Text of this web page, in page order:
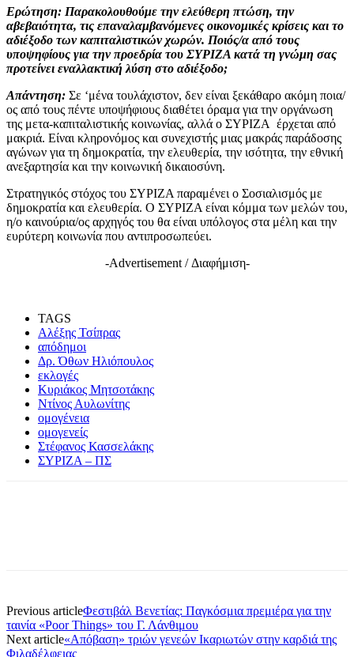
Ερώτηση: Παρακολουθούμε την ελεύθερη πτώση, την
αβεβαιότητα, τις επαναλαμβανόμενες οικονομικές κρίσεις και το
αδιέξοδο των καπιταλιστικών χωρών. Ποιός/α από τους
υποψηφίους για την προεδρία του ΣΥΡΙΖΑ κατά τη γνώμη σας
προτείνει εναλλακτική λύση στο αδιέξοδο;
Απάντηση: Σε ‘μένα τουλάχιστον, δεν είναι ξεκάθαρο ακόμη ποια/
ος από τους πέντε υποψήφιους διαθέτει όραμα για την οργάνωση
της μετα-καπιταλιστικής κοινωνίας, αλλά ο ΣΥΡΙΖΑ έρχεται από
μακριά. Είναι κληρονόμος και συνεχιστής μιας μακράς παράδοσης
αγώνων για τη δημοκρατία, την ελευθερία, την ισότητα, την εθνική
ανεξαρτησία και την κοινωνική δικαιοσύνη.
Στρατηγικός στόχος του ΣΥΡΙΖΑ παραμένει ο Σοσιαλισμός με
δημοκρατία και ελευθερία. Ο ΣΥΡΙΖΑ είναι κόμμα των μελών του,
η/ο καινούρια/ος αρχηγός του θα είναι υπόλογος στα μέλη και την
ευρύτερη κοινωνία που αντιπροσωπεύει.
-Advertisement / Διαφήμιση-
TAGS
Αλέξης Τσίπρας
απόδημοι
Δρ. Όθων Ηλιόπουλος
εκλογές
Κυριάκος Μητσοτάκης
Ντίνος Αυλωνίτης
ομογένεια
ομογενείς
Στέφανος Κασσελάκης
ΣΥΡΙΖΑ – ΠΣ
Previous articleΦεστιβάλ Βενετίας: Παγκόσμια πρεμιέρα για την
ταινία «Poor Things» του Γ. Λάνθιμου
Next article«Απόβαση» τριών γενεών Ικαριωτών στην καρδιά της
Φιλαδέλφειας